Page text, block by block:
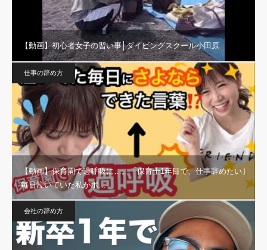
【動画】初心者女子の習い事│ダイビングスクール小田原
仕事の辞め方
【動画】保育園で過呼吸に…。「保育士1年目で、仕事辞めたい｣
毎日泣いていた私がポ…
会社の辞め方